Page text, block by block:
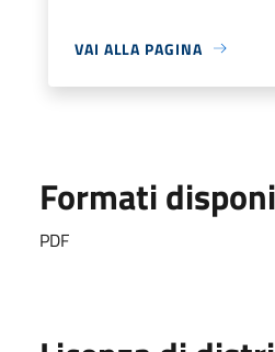
VAI ALLA PAGINA
Formati
PDF